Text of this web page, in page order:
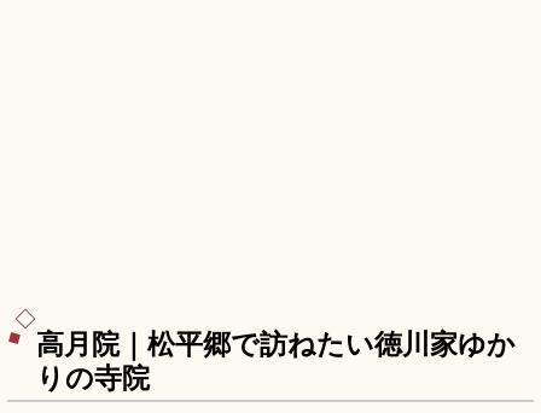
高月院｜松平郷で訪ねたい徳川家ゆか
りの寺院